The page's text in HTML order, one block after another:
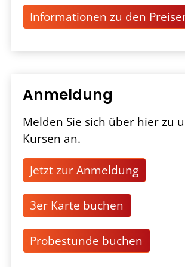
Informationen zu den
Anmeldung
Melden Sie sich über hier zu
Kursen an.
Jetzt zur Anmeldung
3er Karte buchen
Probestunde buchen